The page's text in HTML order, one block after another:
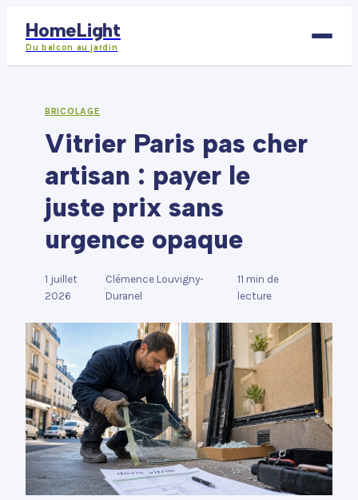
HomeLight
Du balcon au jardin
Déco
Immobilier
Jardinage
Maison
BRICOLAGE
Vitrier Paris pas cher
artisan : payer le
juste prix sans
urgence opaque
1 juillet
2026
·
Clémence Louvigny-
Duranel
·
11 min de
lecture